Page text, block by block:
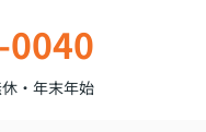
・年末年始